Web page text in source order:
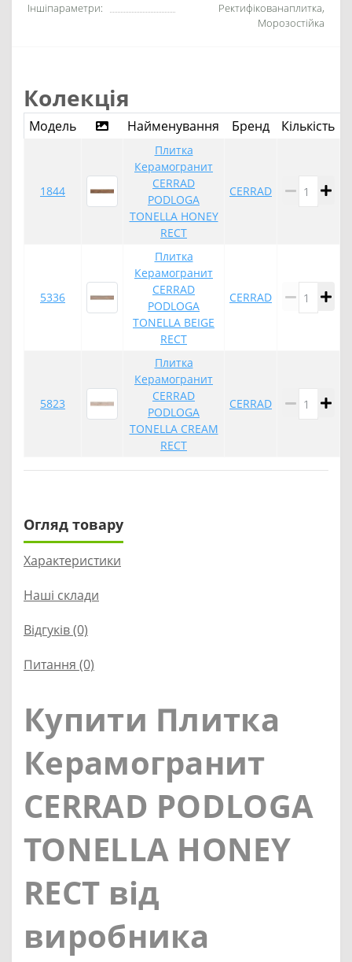
Іншіпараметри:
Ректифікованаплитка,
Морозостійка
Колекція
Модель Найменування Бренд Кількість
1844
Плитка
Керамогранит
CERRAD
PODLOGA
TONELLA HONEY
RECT
CERRAD
5336
Плитка
Керамогранит
CERRAD
PODLOGA
TONELLA BEIGE
RECT
CERRAD
5823
Плитка
Керамогранит
CERRAD
PODLOGA
TONELLA CREAM
RECT
CERRAD
Огляд товару
Характеристики
Наші склади
Відгуків (0)
Питання (0)
Купити Плитка
Керамогранит
CERRAD PODLOGA
TONELLA HONEY
RECT від
виробника